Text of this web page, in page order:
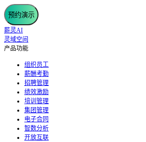
预约演示
薪灵AI
灵域空间
产品功能
组织员工
薪酬考勤
招聘管理
绩效激励
培训管理
集团管理
电子合同
智数分析
开放互联